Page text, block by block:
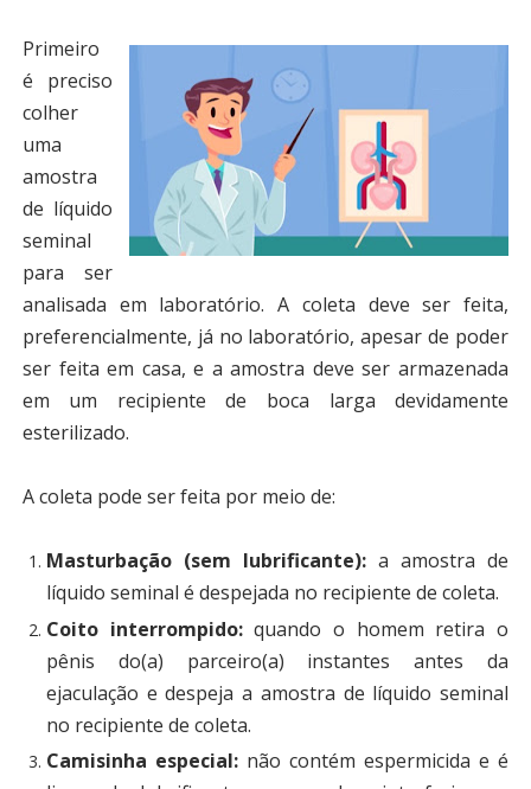
Primeiro
é preciso
colher
uma
amostra
de líquido
seminal
para ser
analisada em laboratório. A coleta deve ser feita,
preferencialmente, já no laboratório, apesar de poder
ser feita em casa, e a amostra deve ser armazenada
em um recipiente de boca larga devidamente
esterilizado.
A coleta pode ser feita por meio de:
Masturbação (sem lubrificante):a amostra de
líquido seminal é despejada no recipiente de coleta.
Coito interrompido:quando o homem retira o
pênis do(a) parceiro(a) instantes antes da
ejaculação e despeja a amostra de líquido seminal
no recipiente de coleta.
Camisinha especial:não contém espermicida e é